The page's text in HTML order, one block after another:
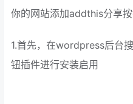
你的网站添加addthis分享
1.首先，在wordpress后台
钮插件进行安装启用